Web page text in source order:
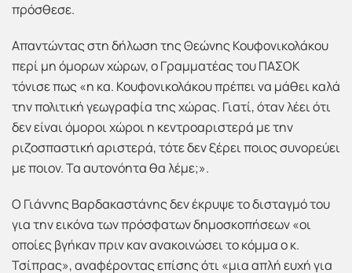
πρόσθεσε.
Απαντώντας στη δήλωση της Θεώνης Κουφονικολάκου
περί μη όμορων χώρων, ο Γραμματέας του ΠΑΣΟΚ
τόνισε πως «η κα. Κουφονικολάκου πρέπει να μάθει καλά
την πολιτική γεωγραφία της χώρας. Γιατί, όταν λέει ότι
δεν είναι όμοροι χώροι η κεντροαριστερά με την
ριζοσπαστική αριστερά, τότε δεν ξέρει ποιος συνορεύει
με ποιον. Τα αυτονόητα θα λέμε;».
Ο Γιάννης Βαρδακαστάνης δεν έκρυψε το δισταγμό του
για την εικόνα των πρόσφατων δημοσκοπήσεων «οι
οποίες βγήκαν πριν καν ανακοινώσει το κόμμα ο κ.
Τσίπρας», αναφέροντας επίσης ότι «μια απλή ευχή για